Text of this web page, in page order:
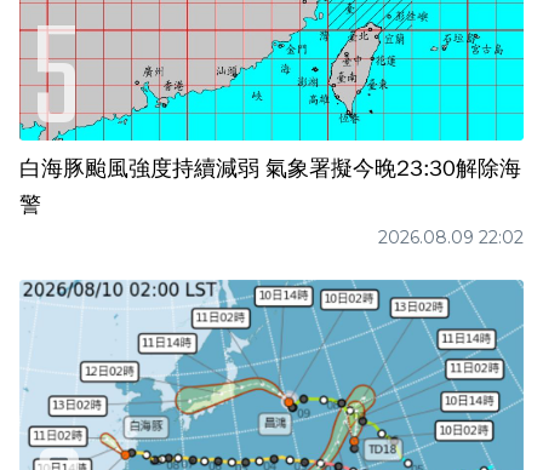
白海豚颱風強度持續減弱 氣象署擬今晚23:30解除海
警
2026.08.09 22:02